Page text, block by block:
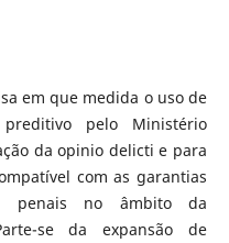
em que medida o uso de
pelo Ministério
da opinio delicti e para
com as garantias
penais no âmbito da
se da expansão de